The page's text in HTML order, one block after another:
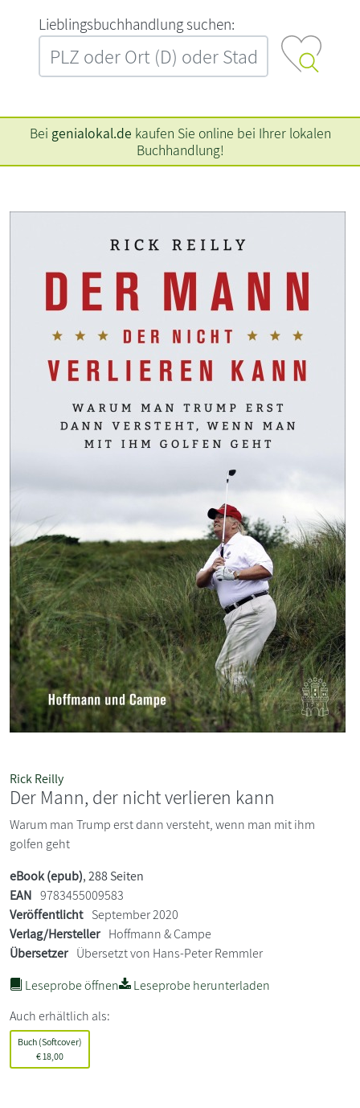
L‍i‍e‍b‍l‍i‍n‍g‍s‍b‍u‍c‍h‍h‍a‍n‍d‍l‍u‍n‍g‍ ‍s‍u‍c‍h‍e‍n‍:‍
Bei genialokal.de kaufen Sie online bei Ihrer lokalen
Buchhandlung!
Rick Reilly
Der Mann, der nicht verlieren kann
Warum man Trump erst dann versteht, wenn man mit ihm
golfen geht
eBook (epub), 288 Seiten
EAN 9783455009583
Veröffentlicht September 2020
Verlag/Hersteller Hoffmann & Campe
Übersetzer Übersetzt von Hans-Peter Remmler
Leseprobe öffnen
Leseprobe herunterladen
Auch erhältlich als:
Buch (Softcover)
€ 18,00